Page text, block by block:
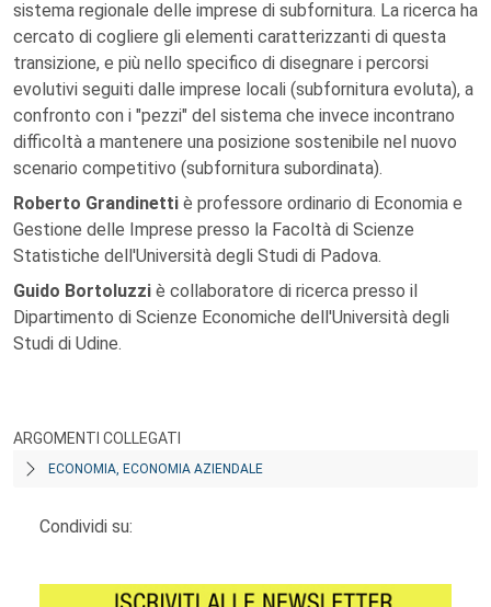
sistema regionale delle imprese di subfornitura. La ricerca ha
cercato di cogliere gli elementi caratterizzanti di questa
transizione, e più nello specifico di disegnare i percorsi
evolutivi seguiti dalle imprese locali (subfornitura evoluta), a
confronto con i "pezzi" del sistema che invece incontrano
difficoltà a mantenere una posizione sostenibile nel nuovo
scenario competitivo (subfornitura subordinata).
Roberto Grandinetti è professore ordinario di Economia e
Gestione delle Imprese presso la Facoltà di Scienze
Statistiche dell'Università degli Studi di Padova.
Guido Bortoluzzi è collaboratore di ricerca presso il
Dipartimento di Scienze Economiche dell'Università degli
Studi di Udine.
ARGOMENTI COLLEGATI
ECONOMIA, ECONOMIA AZIENDALE
Condividi su: